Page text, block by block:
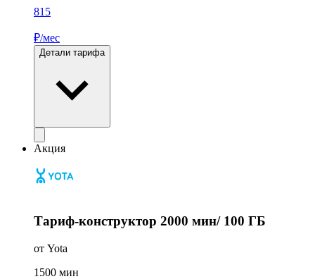
815
₽/мес
Детали тарифа
Акция
Тариф-конструктор 2000 мин/ 100 ГБ
от Yota
1500 мин